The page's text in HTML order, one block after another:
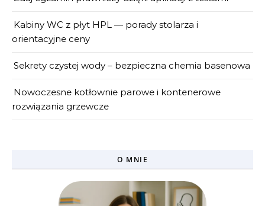
Kabiny WC z płyt HPL — porady stolarza i
orientacyjne ceny
Sekrety czystej wody – bezpieczna chemia basenowa
Nowoczesne kotłownie parowe i kontenerowe
rozwiązania grzewcze
O MNIE